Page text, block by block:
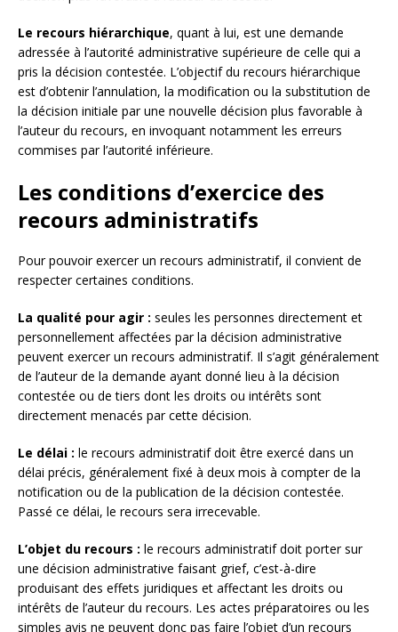
Le recours hiérarchique, quant à lui, est une demande
adressée à l’autorité administrative supérieure de celle qui a
pris la décision contestée. L’objectif du recours hiérarchique
est d’obtenir l’annulation, la modification ou la substitution de
la décision initiale par une nouvelle décision plus favorable à
l’auteur du recours, en invoquant notamment les erreurs
commises par l’autorité inférieure.
Les conditions d’exercice des
recours administratifs
Pour pouvoir exercer un recours administratif, il convient de
respecter certaines conditions.
La qualité pour agir : seules les personnes directement et
personnellement affectées par la décision administrative
peuvent exercer un recours administratif. Il s’agit généralement
de l’auteur de la demande ayant donné lieu à la décision
contestée ou de tiers dont les droits ou intérêts sont
directement menacés par cette décision.
Le délai : le recours administratif doit être exercé dans un
délai précis, généralement fixé à deux mois à compter de la
notification ou de la publication de la décision contestée.
Passé ce délai, le recours sera irrecevable.
L’objet du recours : le recours administratif doit porter sur
une décision administrative faisant grief, c’est-à-dire
produisant des effets juridiques et affectant les droits ou
intérêts de l’auteur du recours. Les actes préparatoires ou les
simples avis ne peuvent donc pas faire l’objet d’un recours